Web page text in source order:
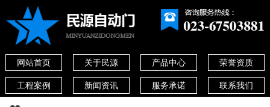
网站首页 关于民源 产品中心 荣誉资质
工程案例 新闻资讯 服务承诺 联系我们